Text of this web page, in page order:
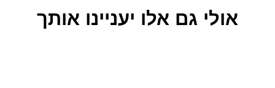
אולי גם אלו יעניינו אותך